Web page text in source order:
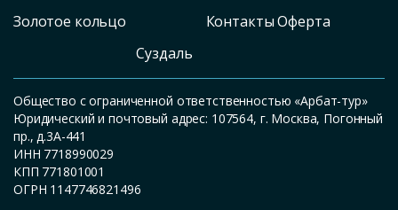
Золотое кольцо
Суздаль
Контакты Оферта
Общество с ограниченной ответственностью «Арбат-тур»
Юридический и почтовый адрес: 107564, г. Москва, Погонный
пр., д.3А-441
ИНН 7718990029
КПП 771801001
ОГРН 1147746821496